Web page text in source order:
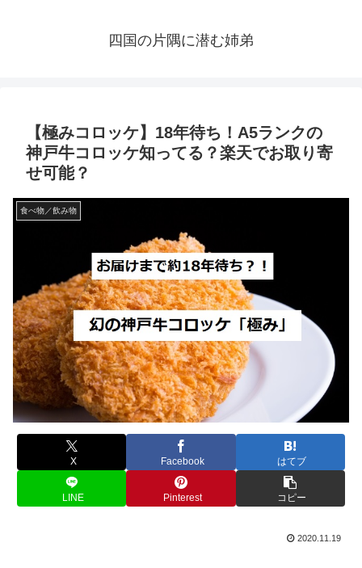
四国の片隅に潜む姉弟
【極みコロッケ】18年待ち！A5ランクの
神戸牛コロッケ知ってる？楽天でお取り寄
せ可能？
食べ物／飲み物
X Facebook はてブ
LINE Pinterest コピー
2020.11.19